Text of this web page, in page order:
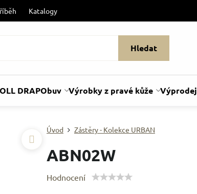
Katalogy
Hledat
DRAPObuv Výrobky z pravé kůže Výprodej
Úvod Zástěry - Kolekce URBAN
ABN02W
Hodnocení